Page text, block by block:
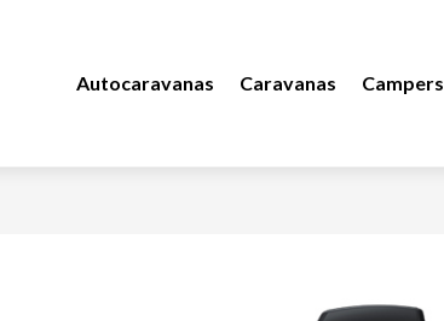
Autocaravanas Caravanas Campers